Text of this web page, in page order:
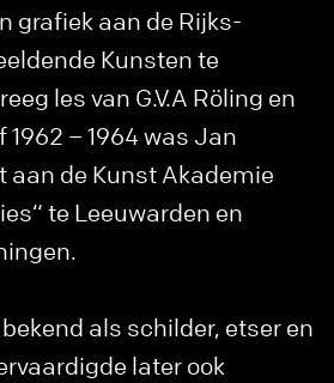
grafiek aan de Rijks-
Kunsten te
les van G.V.A Röling en
1962 – 1964 was Jan
aan de Kunst Akademie
te Leeuwarden en
als schilder, etser en
later ook